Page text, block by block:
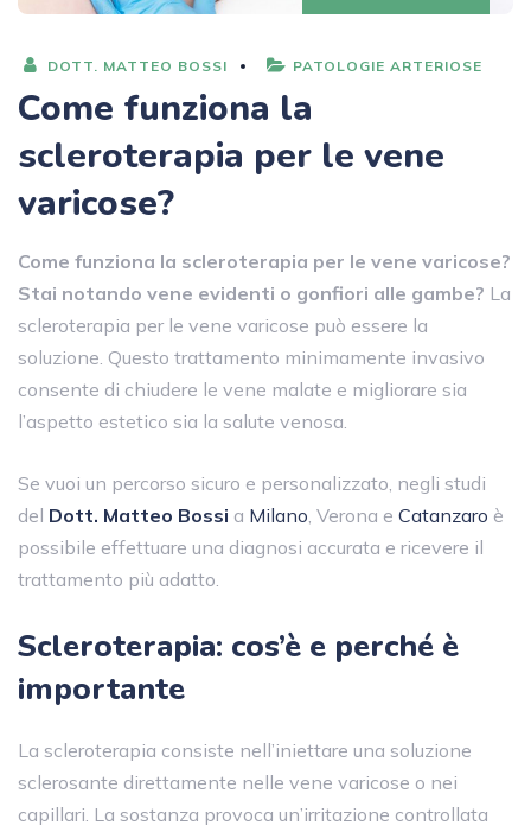
DOTT. MATTEO BOSSI PATOLOGIE ARTERIOSE
Come funziona la
scleroterapia per le vene
varicose?
Come funziona la scleroterapia per le vene varicose?
Stai notando vene evidenti o gonfiori alle gambe? La
scleroterapia per le vene varicose può essere la
soluzione. Questo trattamento minimamente invasivo
consente di chiudere le vene malate e migliorare sia
l’aspetto estetico sia la salute venosa.
Se vuoi un percorso sicuro e personalizzato, negli studi
del Dott. Matteo Bossi a Milano , Verona e Catanzaro è
possibile effettuare una diagnosi accurata e ricevere il
trattamento più adatto.
Scleroterapia: cos’è e perché è
importante
La scleroterapia consiste nell’iniettare una soluzione
sclerosante direttamente nelle vene varicose o nei
capillari. La sostanza provoca un’irritazione controllata